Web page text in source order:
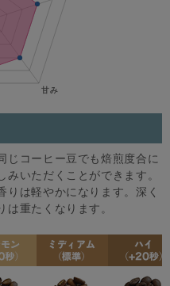
じコーヒー豆でも焙煎度合に
みいただくことができます。
りは軽やかになります。深く
は重たくなります。